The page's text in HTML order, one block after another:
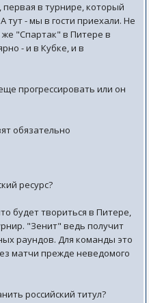
в турнире, который
тут - мы в гости приехали. Не
"Спартак" в Питере в
- и в Кубке, и в
прогрессировать или он
обязательно
ресурс?
будет твориться в Питере,
"Зенит" ведь получит
раундов. Для команды это
матчи прежде неведомого
российский титул?